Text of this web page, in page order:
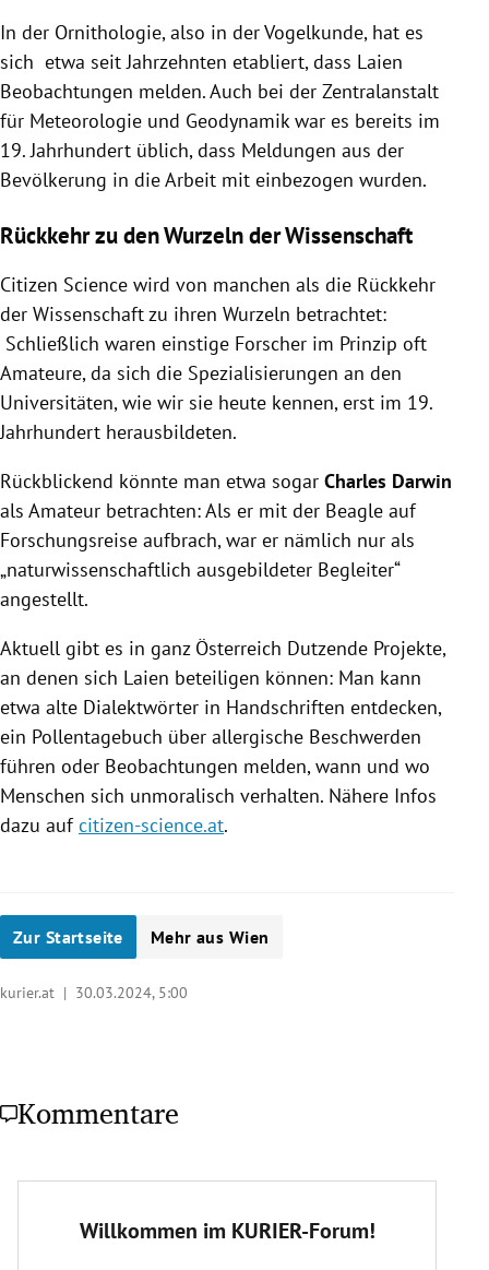
In der Ornithologie, also in der Vogelkunde, hat es
sich etwa seit Jahrzehnten etabliert, dass Laien
Beobachtungen melden. Auch bei der Zentralanstalt
für Meteorologie und Geodynamik war es bereits im
19. Jahrhundert üblich, dass Meldungen aus der
Bevölkerung in die Arbeit mit einbezogen wurden.
Rückkehr zu den Wurzeln der Wissenschaft
Citizen Science wird von manchen als die Rückkehr
der Wissenschaft zu ihren Wurzeln betrachtet:
Schließlich waren einstige Forscher im Prinzip oft
Amateure, da sich die Spezialisierungen an den
Universitäten, wie wir sie heute kennen, erst im 19.
Jahrhundert herausbildeten.
Rückblickend könnte man etwa sogar Charles Darwin
als Amateur betrachten: Als er mit der Beagle auf
Forschungsreise aufbrach, war er nämlich nur als
„naturwissenschaftlich ausgebildeter Begleiter“
angestellt.
Aktuell gibt es in ganz Österreich Dutzende Projekte,
an denen sich Laien beteiligen können: Man kann
etwa alte Dialektwörter in Handschriften entdecken,
ein Pollentagebuch über allergische Beschwerden
führen oder Beobachtungen melden, wann und wo
Menschen sich unmoralisch verhalten. Nähere Infos
dazu aufcitizen-science.at.
Zur Startseite Mehr aus Wien
kurier.at | 30.03.2024, 5:00
Kommentare